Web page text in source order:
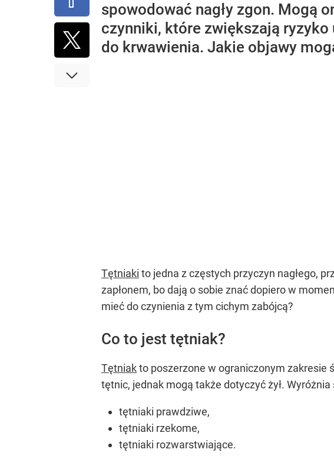
spowodować nagły zgon. Mogą
czynniki, które zwiększają
do krwawienia. Jakie objawy
Tętniaki to jedna z częstych przyczyn nagłego,
zapłonem, bo dają o sobie znać dopiero w
mieć do czynienia z tym cichym zabójcą?
Co to jest tętniak?
Tętniakto poszerzone w ograniczonym zakresie
tętnic, jednak mogą także dotyczyć żył.
tętniaki prawdziwe,
tętniaki rzekome,
tętniaki rozwarstwiające.